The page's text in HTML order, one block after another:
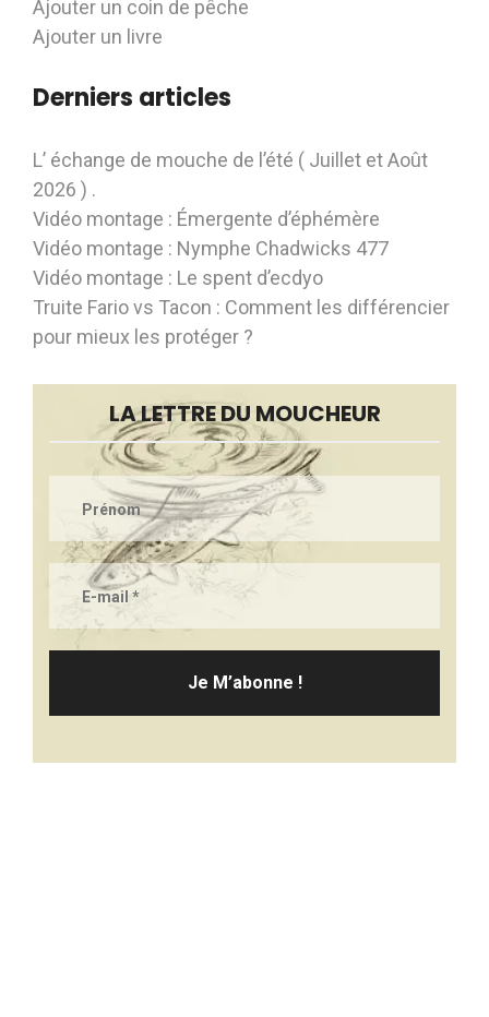
Ajouter un coin de pêche
Ajouter un livre
Derniers articles
L’ échange de mouche de l’été ( Juillet et Août
2026 ) .
Vidéo montage : Émergente d’éphémère
Vidéo montage : Nymphe Chadwicks 477
Vidéo montage : Le spent d’ecdyo
Truite Fario vs Tacon : Comment les différencier
pour mieux les protéger ?
LA LETTRE DU MOUCHEUR